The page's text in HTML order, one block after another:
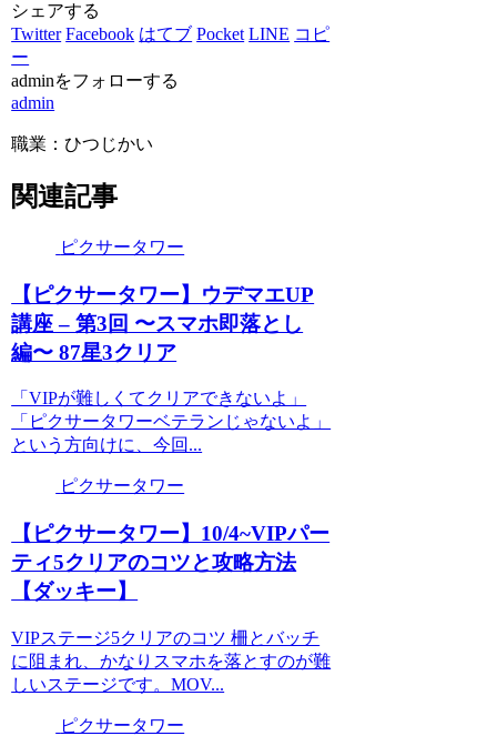
シェアする
Twitter Facebook はてブ Pocket LINE コピ
ー
adminをフォローする
admin
職業：ひつじかい
関連記事
ピクサータワー
【ピクサータワー】ウデマエUP
講座 – 第3回 〜スマホ即落とし
編〜 87星3クリア
「VIPが難しくてクリアできないよ」
「ピクサータワーベテランじゃないよ」
という方向けに、今回...
ピクサータワー
【ピクサータワー】10/4~VIPパー
ティ5クリアのコツと攻略方法
【ダッキー】
VIPステージ5クリアのコツ 柵とバッチ
に阻まれ、かなりスマホを落とすのが難
しいステージです。MOV...
ピクサータワー